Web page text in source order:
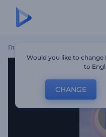
Главная
Would you like to change
to
CHANGE